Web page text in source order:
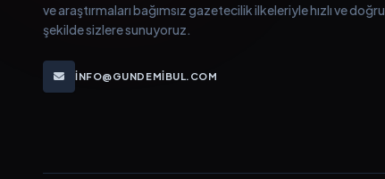
ve araştırmaları bağımsız gazetecilik ilkeleriyle hızlı ve doğru
şekilde sizlere sunuyoruz.
INFO@GUNDEMIBUL.COM